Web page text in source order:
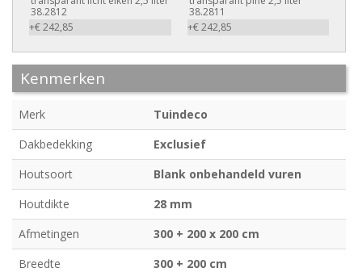
38.2812
+€ 242,85
38.2811
+€ 242,85
Kenmerken
Merk
Tuindeco
Dakbedekking
Exclusief
Houtsoort
Blank onbehandeld vuren
Houtdikte
28 mm
Afmetingen
300 + 200 x 200 cm
Breedte
300 + 200 cm